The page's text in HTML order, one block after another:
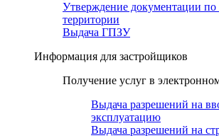
Утверждение документации по
территории
Выдача ГПЗУ
Информация для застройщиков
Получение услуг в
Выдача разрешений на
эксплуатацию
Выдача разрешений на